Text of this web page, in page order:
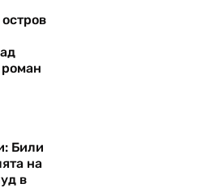
Били
на
в